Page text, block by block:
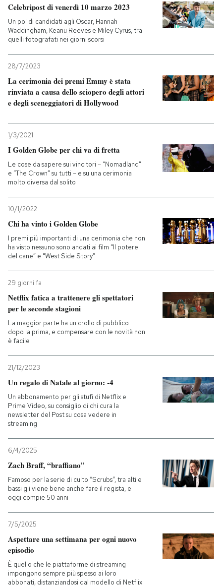
Celebripost di venerdì 10 marzo 2023
Un po' di candidati agli Oscar, Hannah
Waddingham, Keanu Reeves e Miley Cyrus, tra
quelli fotografati nei giorni scorsi
28/7/2023
La cerimonia dei premi Emmy è stata
rinviata a causa dello sciopero degli attori
e degli sceneggiatori di Hollywood
1/3/2021
I Golden Globe per chi va di fretta
Le cose da sapere sui vincitori – “Nomadland”
e “The Crown” su tutti – e su una cerimonia
molto diversa dal solito
10/1/2022
Chi ha vinto i Golden Globe
I premi più importanti di una cerimonia che non
ha visto nessuno sono andati ai film “Il potere
del cane” e "West Side Story”
29 giorni fa
Netflix fatica a trattenere gli spettatori
per le seconde stagioni
La maggior parte ha un crollo di pubblico
dopo la prima, e compensare con le novità non
è facile
21/12/2023
Un regalo di Natale al giorno: -4
Un abbonamento per gli stufi di Netflix e
Prime Video, su consiglio di chi cura la
newsletter del Post su cosa vedere in
streaming
6/4/2025
Zach Braff, “braffiano”
Famoso per la serie di culto “Scrubs”, tra alti e
bassi gli viene bene anche fare il regista, e
oggi compie 50 anni
7/5/2025
Aspettare una settimana per ogni nuovo
episodio
È quello che le piattaforme di streaming
impongono sempre più spesso ai loro
abbonati, distanziandosi dal modello di Netflix